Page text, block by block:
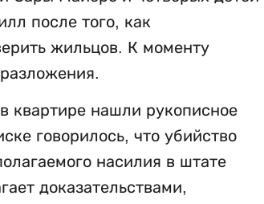
после того, как
жильцов. К моменту
квартире нашли рукописное
говорилось, что убийство
насилия в штате
доказательствами,